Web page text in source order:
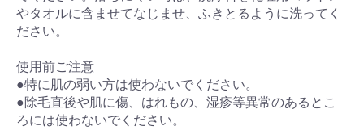
やタオルに含ませてなじませ、ふきとるように洗ってく
ださい。
使用前ご注意
●特に肌の弱い方は使わないでください。
●除毛直後や肌に傷、はれもの、湿疹等異常のあるとこ
ろには使わないでください。